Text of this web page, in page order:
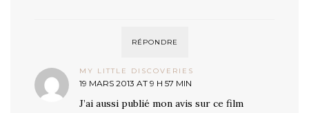
RÉPONDRE
MY LITTLE DISCOVERIES
19 MARS 2013 AT 9 H 57 MIN
J’ai aussi publié mon avis sur ce film